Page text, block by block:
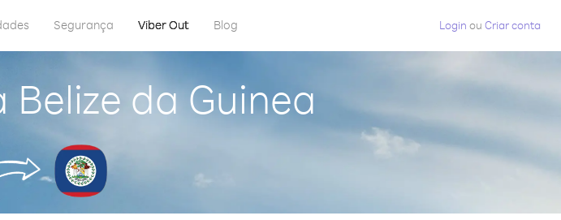
Segurança Viber Out Blog Login ou Criar conta
da Guinea